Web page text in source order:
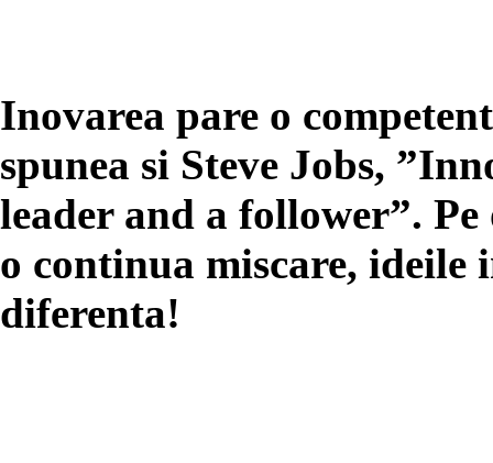
Inovarea pare o
spunea si Steve Jobs,
leader and a follower”.
o continua miscare, ideile
diferenta!